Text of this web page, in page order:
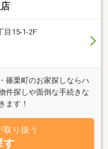
目15-1-2F
篠栗町のお家探しならハ
件探しや面倒な手続きな
ます！
り扱う
す